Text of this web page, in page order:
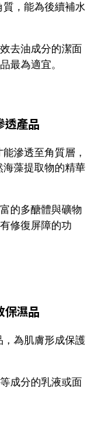
，能為後續補水
去油成分的潔面
最為適宜。
透產品
滲透至角質層，
藻提取物的精華
的多醣體與礦物
修復屏障的功
保濕品
為肌膚形成保護
成分的乳液或面